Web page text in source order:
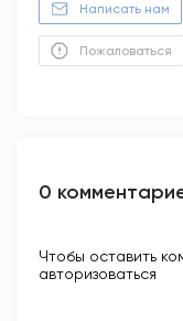
Написать нам
Пожаловаться
0
Чтобы оставить
авторизоваться